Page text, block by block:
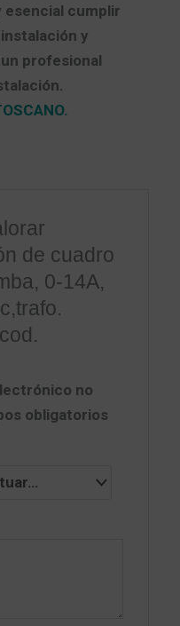
esencial cumplir
y
profesional
de cuadro
0-14A,
no
obligatorios